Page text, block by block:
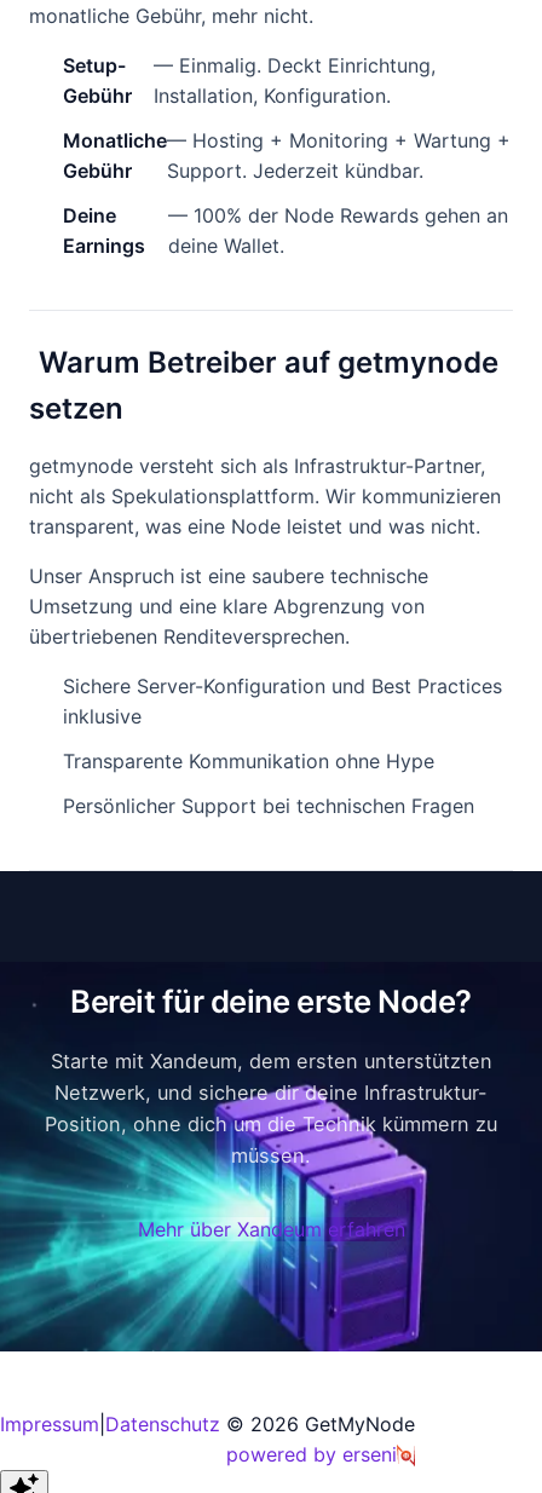
monatliche Gebühr, mehr nicht.
Setup-
Gebühr
— Einmalig. Deckt Einrichtung,
Installation, Konfiguration.
Monatliche
Gebühr
— Hosting + Monitoring + Wartung +
Support. Jederzeit kündbar.
Deine
Earnings
— 100% der Node Rewards gehen an
deine Wallet.
Warum Betreiber auf getmynode
setzen
getmynode versteht sich als Infrastruktur-Partner,
nicht als Spekulationsplattform. Wir kommunizieren
transparent, was eine Node leistet und was nicht.
Unser Anspruch ist eine saubere technische
Umsetzung und eine klare Abgrenzung von
übertriebenen Renditeversprechen.
Sichere Server-Konfiguration und Best Practices
inklusive
Transparente Kommunikation ohne Hype
Persönlicher Support bei technischen Fragen
Bereit für deine erste Node?
Starte mit Xandeum, dem ersten unterstützten
Netzwerk, und sichere dir deine Infrastruktur-
Position, ohne dich um die Technik kümmern zu
müssen.
Mehr über Xandeum erfahren
Impressum Datenschutz © 2026 GetMyNode
powered by erseni